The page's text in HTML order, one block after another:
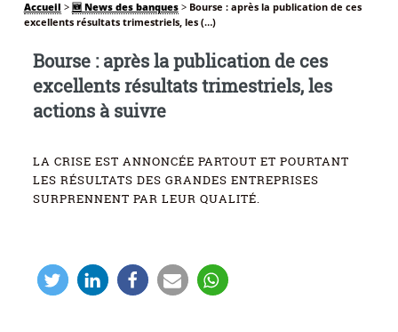
Accueil > 🆕 News des banques> Bourse : après la publication de ces
excellents résultats trimestriels, les (…)
Bourse : après la publication de ces
excellents résultats trimestriels, les
actions à suivre
LA CRISE EST ANNONCÉE PARTOUT ET POURTANT
LES RÉSULTATS DES GRANDES ENTREPRISES
SURPRENNENT PAR LEUR QUALITÉ.